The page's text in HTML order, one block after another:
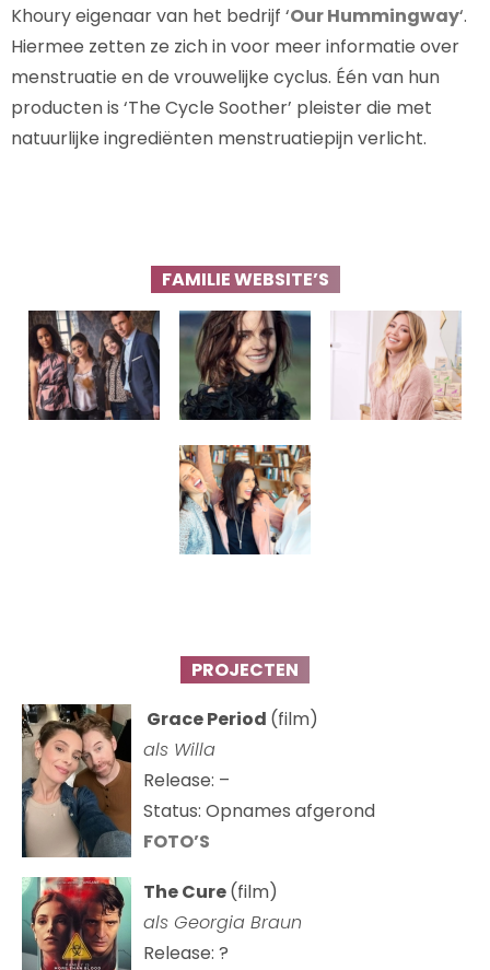
Khoury eigenaar van het bedrijf ‘Our Hummingway‘.
Hiermee zetten ze zich in voor meer informatie over
menstruatie en de vrouwelijke cyclus. Één van hun
producten is ‘The Cycle Soother’ pleister die met
natuurlijke ingrediënten menstruatiepijn verlicht.
FAMILIE WEBSITE’S
PROJECTEN
Grace Period (film)
als Willa
Release: –
Status: Opnames afgerond
FOTO’S
The Cure(film)
als Georgia Braun
Release: ?